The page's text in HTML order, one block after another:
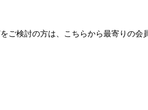
ご検討の方は、こちらから最寄りの会